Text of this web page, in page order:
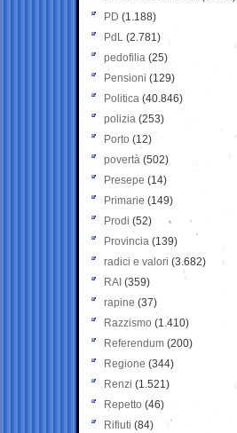
PD (1.188)
PdL (2.781)
pedofilia (25)
Pensioni (129)
Politica (40.846)
polizia (253)
Porto (12)
povertà (502)
Presepe (14)
Primarie (149)
Prodi (52)
Provincia (139)
radici e valori (3.682)
RAI (359)
rapine (37)
Razzismo (1.410)
Referendum (200)
Regione (344)
Renzi (1.521)
Repetto (46)
Rifiuti (84)